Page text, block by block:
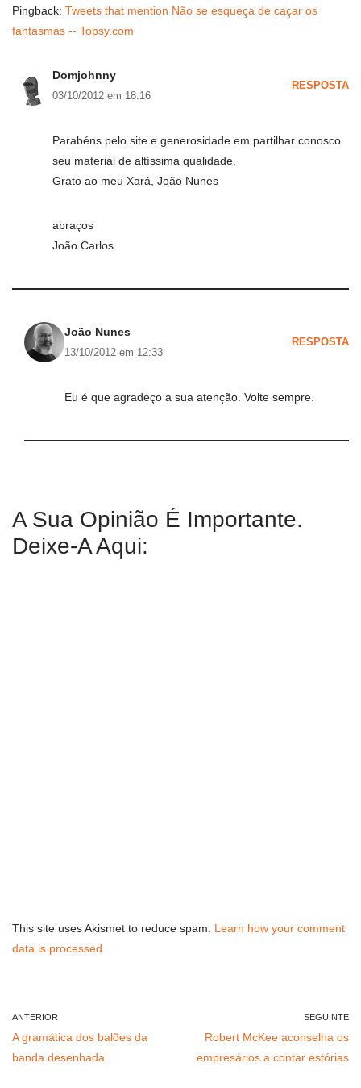
Pingback: Tweets that mention Não se esqueça de caçar os
fantasmas -- Topsy.com
Domjohnny
03/10/2012 em 18:16
RESPOSTA
Parabéns pelo site e generosidade em partilhar conosco
seu material de altíssima qualidade.
Grato ao meu Xará, João Nunes
abraços
João Carlos
João Nunes
13/10/2012 em 12:33
RESPOSTA
Eu é que agradeço a sua atenção. Volte sempre.
A Sua Opinião É Importante.
Deixe-A Aqui:
This site uses Akismet to reduce spam. Learn how your comment
data is processed.
ANTERIOR
A gramática dos balões da
banda desenhada
SEGUINTE
Robert McKee aconselha os
empresários a contar estórias